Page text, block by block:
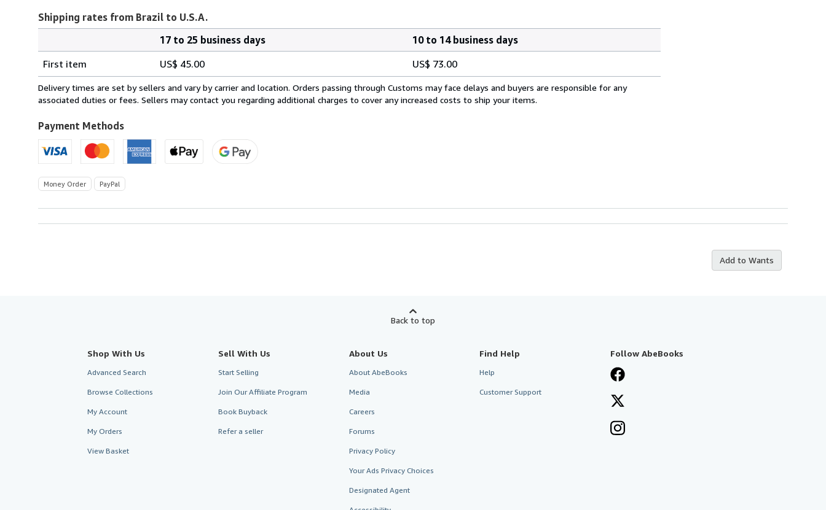
Shipping rates from Brazil to U.S.A.
rates
from
Brazil
U.S.A.
17 to 25 business days
10 to 14 business days
First item
US$ 45.00 US$ 73.00
Delivery times are set by sellers and vary by carrier and location. Orders passing through Customs may face delays and buyers are responsible for any
associated duties or fees. Sellers may contact you regarding additional charges to cover any increased costs to ship your items.
Payment Methods
Money Order PayPal
Add to Wants
Back to top
Shop With Us
Advanced Search
Browse Collections
My Account
My Orders
View Basket
Sell With Us
Start Selling
Join Our Affiliate Program
Book Buyback
Refer a seller
About Us
About AbeBooks
Media
Careers
Forums
Privacy Policy
Your Ads Privacy Choices
Designated Agent
Find Help
Help
Customer Support
Follow AbeBooks